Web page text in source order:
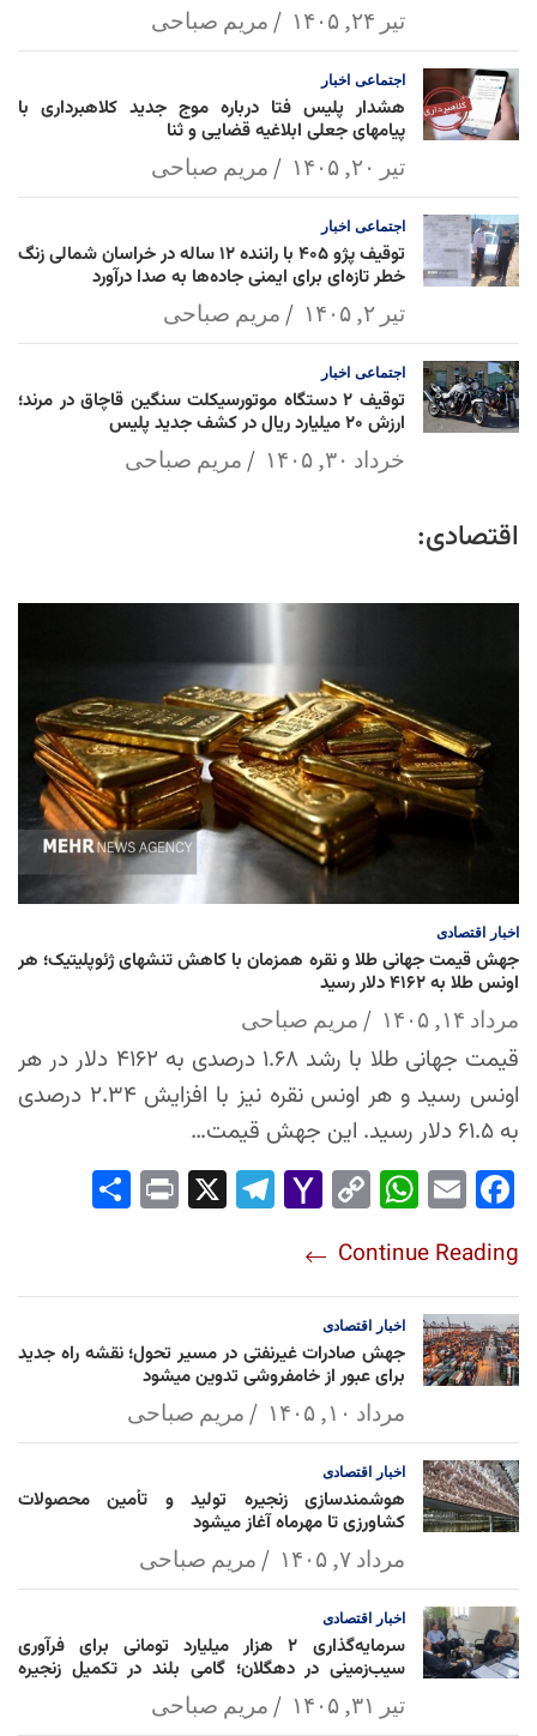
تیر ۲۴, ۱۴۰۵ مریم صباحی
اجتماعی اخبار
هشدار پلیس فتا درباره موج جدید کلاهبرداری با
پیامهای جعلی ابلاغیه قضایی و ثنا
تیر ۲۰, ۱۴۰۵ مریم صباحی
اجتماعی اخبار
توقیف پژو ۴۰۵ با راننده ۱۲ ساله در خراسان شمالی زنگ
خطر تازه‌ای برای ایمنی جاده‌ها به صدا درآورد
تیر ۲, ۱۴۰۵ مریم صباحی
اجتماعی اخبار
توقیف ۲ دستگاه موتورسیکلت سنگین قاچاق در مرند؛
ارزش ۲۰ میلیارد ریال در کشف جدید پلیس
خرداد ۳۰, ۱۴۰۵ مریم صباحی
اقتصادی:
اخبار اقتصادی
جهش قیمت جهانی طلا و نقره همزمان با کاهش تنشهای ژئوپلیتیک؛ هر
اونس طلا به ۴۱۶۲ دلار رسید
مرداد ۱۴, ۱۴۰۵ مریم صباحی
قیمت جهانی طلا با رشد ۱.۶۸ درصدی به ۴۱۶۲ دلار در هر
اونس رسید و هر اونس نقره نیز با افزایش ۲.۳۴ درصدی
به ۶۱.۵ دلار رسید. این جهش قیمت…
Fac
ok
Em
Wh
Ap
p
Co
Lin
k
Yah
l
Tel
Pri
Continue Reading
اخبار اقتصادی
جهش صادرات غیرنفتی در مسیر تحول؛ نقشه راه جدید
برای عبور از خامفروشی تدوین میشود
مرداد ۱۰, ۱۴۰۵ مریم صباحی
اخبار اقتصادی
هوشمندسازی زنجیره تولید و تأمین محصولات
کشاورزی تا مهرماه آغاز میشود
مرداد ۷, ۱۴۰۵ مریم صباحی
اخبار اقتصادی
سرمایه‌گذاری ۲ هزار میلیارد تومانی برای فرآوری
سیب‌زمینی در دهگلان؛ گامی بلند در تکمیل زنجیره
ارزش کشاورزیتیر ۳۱, ۱۴۰۵ مریم صباحی